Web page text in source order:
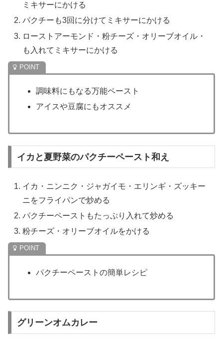
ミキサーにかける
パクチーも3回に分けてミキサーにかける
ローストアーモンド・粉チーズ・オリーブオイル・
も入れてミキサーにかける
調味料にもなる万能ペースト
アイスや豆腐にもオススメ
イカと夏野菜のパクチーペースト和え
イカ・ニンニク・ジャガイモ・エリンギ・ズッキー
ニをフライパンで炒める
パクチーペーストもたっぷり入れて炒める
粉チーズ・オリーブオイルをかける
パクチーペーストの簡単レシピ
グリーンオムカレー